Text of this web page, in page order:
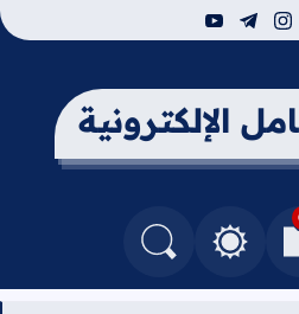
instagram
telegram
youtube
الإلكترونية
العلامات المرجعيةالتغيير بين الوضع النهاري والداكن
البحث في المدونة